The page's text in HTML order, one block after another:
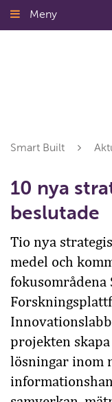
Gå
till
Meny
Smart Built
10 nya
beslutade
Tio nya
medel och
fokusområdena
projekten
lösningar inom